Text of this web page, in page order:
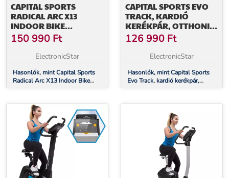
CAPITAL SPORTS
RADICAL ARC X13
INDOOR BIKE
STACIONÁRIUS
KERÉKPÁR, 13 KG-OS
LENDKERÉK,
KG-IG
150 990 Ft
ElectronicStar
Hasonlók, mint Capital Sports
Radical Arc X13 Indoor Bike
stacionárius kerékpár, 13 kg-os
kg-ig
CAPITAL SPORTS EVO
TRACK, KARDIÓ
KERÉKPÁR, OTTHONI
EDZŐGÉP, BLUETOOTH,
APPLIKÁCIÓ, 15 KG-OS
LENDKERÉK
126 990 Ft
ElectronicStar
Hasonlók, mint Capital Sports
Evo Track, kardió kerékpár,
otthoni edzőgép, bluetooth,